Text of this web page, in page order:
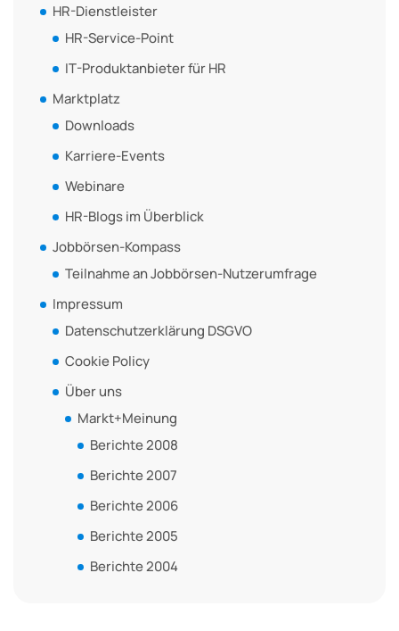
HR-Dienstleister
HR-Service-Point
IT-Produktanbieter für HR
Marktplatz
Downloads
Karriere-Events
Webinare
HR-Blogs im Überblick
Jobbörsen-Kompass
Teilnahme an Jobbörsen-Nutzerumfrage
Impressum
Datenschutzerklärung DSGVO
Cookie Policy
Über uns
Markt+Meinung
Berichte 2008
Berichte 2007
Berichte 2006
Berichte 2005
Berichte 2004